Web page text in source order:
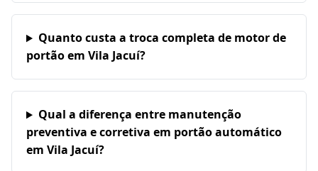
Quanto custa a troca completa de motor de
portão em Vila Jacuí?
Qual a diferença entre manutenção
preventiva e corretiva em portão automático
em Vila Jacuí?